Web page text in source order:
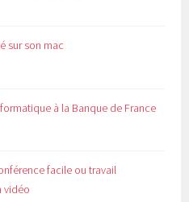
sur son mac
à la Banque de France
facile ou travail
vidéo